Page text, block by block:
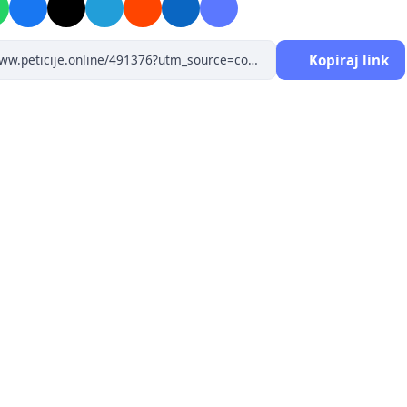
реаговало, нити је дете у разумном року
вишу здравствену установу;
тек након више сати транспортовано и, нажалост,
Kopiraj link